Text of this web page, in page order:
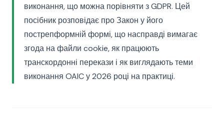
виконання, що можна порівняти з GDPR. Цей
посібник розповідає про Закон у його
пострепформній формі, що насправді вимагає
згода на файли cookie, як працюють
транскордонні перекази і як виглядають теми
виконання OAIC у 2026 році на практиці.